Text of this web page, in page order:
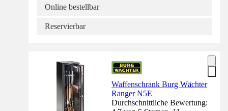
Online bestellbar
Reservierbar
Waffenschrank Burg Wächter
Ranger N5E
Durchschnittliche Bewertung: